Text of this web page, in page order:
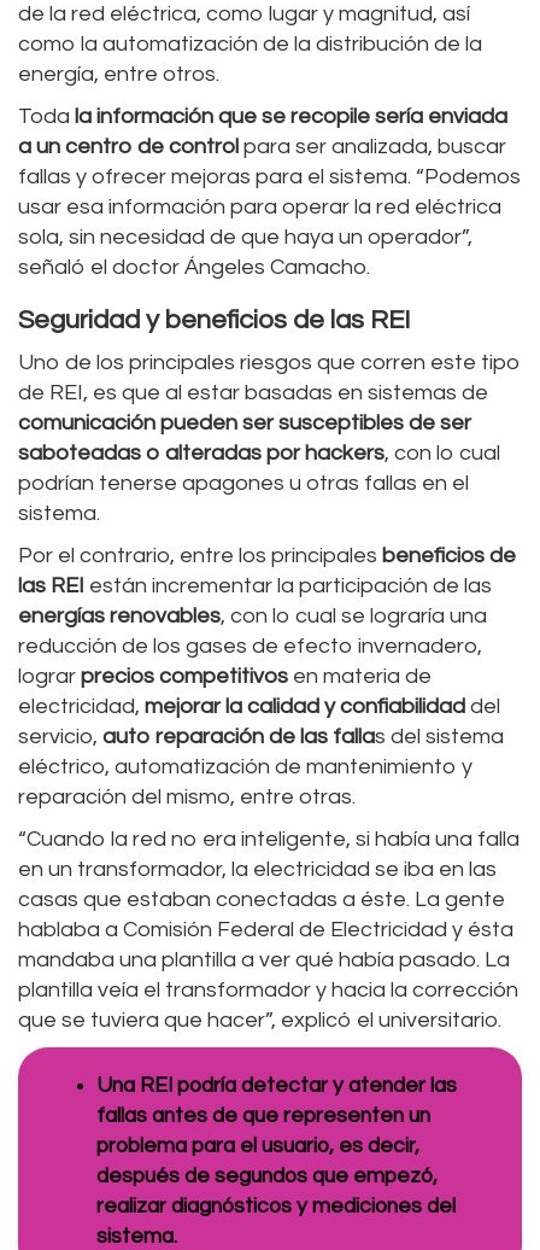
de la red eléctrica, como lugar y magnitud, así
como la automatización de la distribución de la
energía, entre otros.
Toda la información que se recopile sería enviada
a un centro de control para ser analizada, buscar
fallas y ofrecer mejoras para el sistema. “Podemos
usar esa información para operar la red eléctrica
sola, sin necesidad de que haya un operador”,
señaló el doctor Ángeles Camacho.
Seguridad y beneficios de las REI
Uno de los principales riesgos que corren este tipo
de REI, es que al estar basadas en sistemas de
comunicación pueden ser susceptibles de ser
saboteadas o alteradas por hackers, con lo cual
podrían tenerse apagones u otras fallas en el
sistema.
Por el contrario, entre los principales beneficios de
las REI están incrementar la participación de las
energías renovables, con lo cual se lograría una
reducción de los gases de efecto invernadero,
lograr precios competitivos en materia de
electricidad, mejorar la calidad y confiabilidad del
servicio, auto reparación de las fallas del sistema
eléctrico, automatización de mantenimiento y
reparación del mismo, entre otras.
“Cuando la red no era inteligente, si había una falla
en un transformador, la electricidad se iba en las
casas que estaban conectadas a éste. La gente
hablaba a Comisión Federal de Electricidad y ésta
mandaba una plantilla a ver qué había pasado. La
plantilla veía el transformador y hacia la corrección
que se tuviera que hacer”, explicó el universitario.
Una REI podría detectar y atender las
fallas antes de que representen un
problema para el usuario, es decir,
después de segundos que empezó,
realizar diagnósticos y mediciones del
sistema.